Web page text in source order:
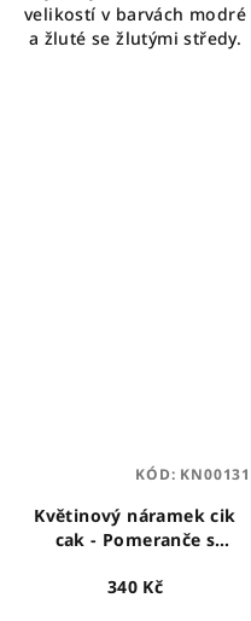
velikostí v barvách modré
a žluté se žlutými středy.
Květinový náramek cik
cak - Pomeranče s
340 Kč
KÓD: KN00131